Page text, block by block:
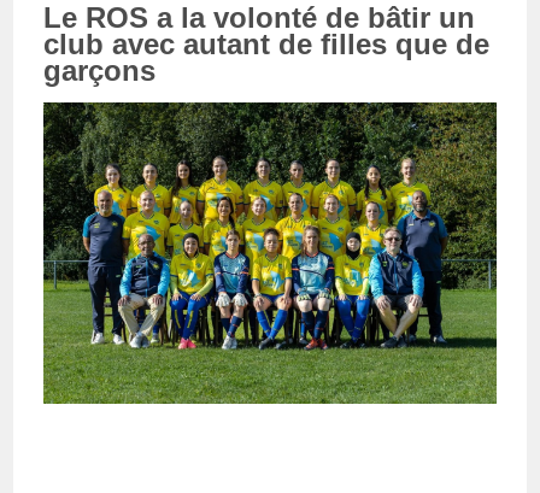
Le ROS a la volonté de bâtir un
club avec autant de filles que de
garçons